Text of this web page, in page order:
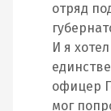
отряд
И я
офицер
мог